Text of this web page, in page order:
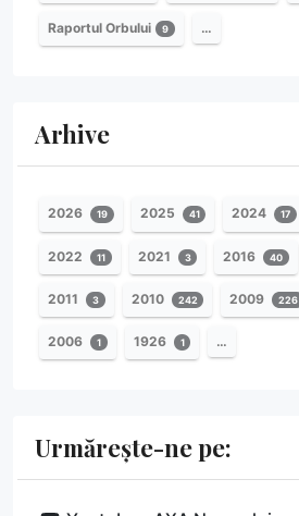
Raportul Orbului 9 …
Arhive
2026 19 2025 41 2024 17
2022 11 2021 3 2016 40
2011 3 2010 242 2009 226
2006 1 1926 1 …
Urmărește-ne pe: